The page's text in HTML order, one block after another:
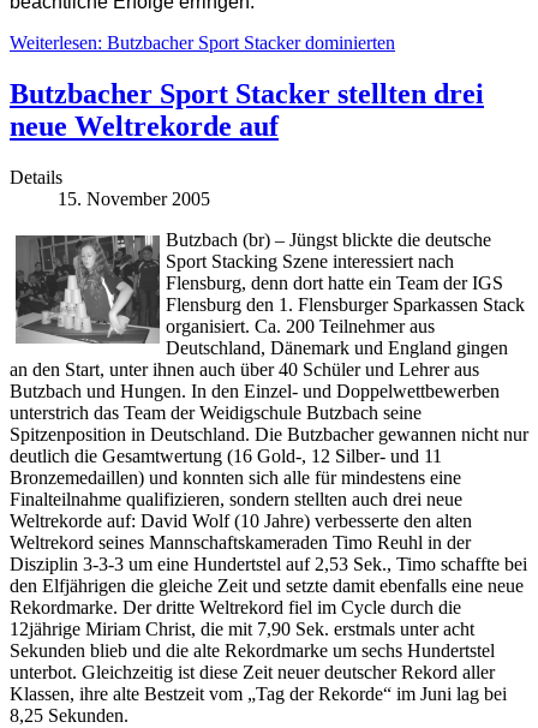
Weiterlesen: Butzbacher Sport Stacker dominierten
Butzbacher Sport Stacker stellten drei
neue Weltrekorde auf
Details
15. November 2005
Butzbach (br) – Jüngst blickte die deutsche
Sport Stacking Szene interessiert nach
Flensburg, denn dort hatte ein Team der IGS
Flensburg den 1. Flensburger Sparkassen Stack
organisiert. Ca. 200 Teilnehmer aus
Deutschland, Dänemark und England gingen
an den Start, unter ihnen auch über 40 Schüler und Lehrer aus
Butzbach und Hungen. In den Einzel- und Doppelwettbewerben
unterstrich das Team der Weidigschule Butzbach seine
Spitzenposition in Deutschland. Die Butzbacher gewannen nicht nur
deutlich die Gesamtwertung (16 Gold-, 12 Silber- und 11
Bronzemedaillen) und konnten sich alle für mindestens eine
Finalteilnahme qualifizieren, sondern stellten auch drei neue
Weltrekorde auf: David Wolf (10 Jahre) verbesserte den alten
Weltrekord seines Mannschaftskameraden Timo Reuhl in der
Disziplin 3-3-3 um eine Hundertstel auf 2,53 Sek., Timo schaffte bei
den Elfjährigen die gleiche Zeit und setzte damit ebenfalls eine neue
Rekordmarke. Der dritte Weltrekord fiel im Cycle durch die
12jährige Miriam Christ, die mit 7,90 Sek. erstmals unter acht
Sekunden blieb und die alte Rekordmarke um sechs Hundertstel
unterbot. Gleichzeitig ist diese Zeit neuer deutscher Rekord aller
Klassen, ihre alte Bestzeit vom „Tag der Rekorde“ im Juni lag bei
8,25 Sekunden.